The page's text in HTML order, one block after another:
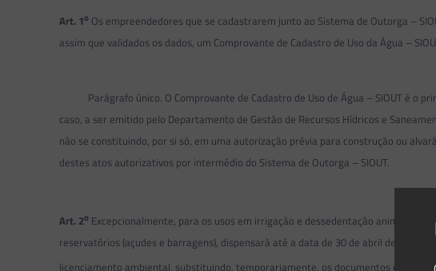
Art. 1o Os empreendedores que se cadastrarem junto ao Sistema de Outorga –
assim que validados os dados, um Comprovante de Cadastro de Uso da Água –
Parágrafo único. O Comprovante de Cadastro de Uso de Água – SIOUT é o
caso, a ser emitido pelo Departamento de Gestão de Recursos Hídricos e
não se constituindo, por si só, em uma autorização prévia para construção ou
destes atos autorizativos por intermédio do Sistema de Outorga – SIOUT.
Art. 2o Excepcionalmente, para os usos em irrigação e dessedentação animal,
reservatórios (açudes e barragens), dispensará até a data de 30 de abril de 2020,
licenciamento ambiental, substituindo, temporariamente, os documentos